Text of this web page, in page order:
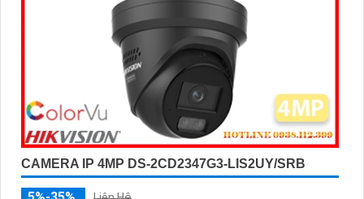
CAMERA IP 4MP DS-2CD2347G3-LIS2UY/SRB